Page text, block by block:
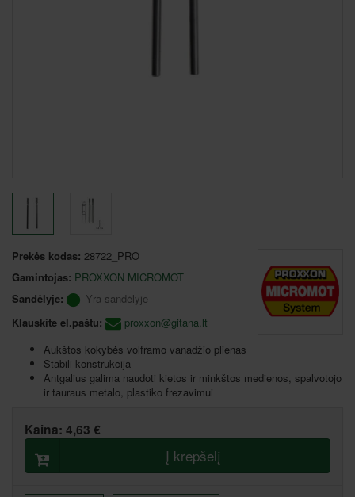
Prekės kodas: 28722_PRO
Gamintojas: PROXXON MICROMOT
Sandėlyje:
Yra sandėlyje
Klauskite el.paštu:
proxxon@gitana.lt
Aukštos kokybės volframo vanadžio plienas
Stabili konstrukcija
Antgalius galima naudoti kietos ir minkštos medienos, spalvotojo
ir tauraus metalo, plastiko frezavimui
Kaina: 4,63 €
Į krepšelį